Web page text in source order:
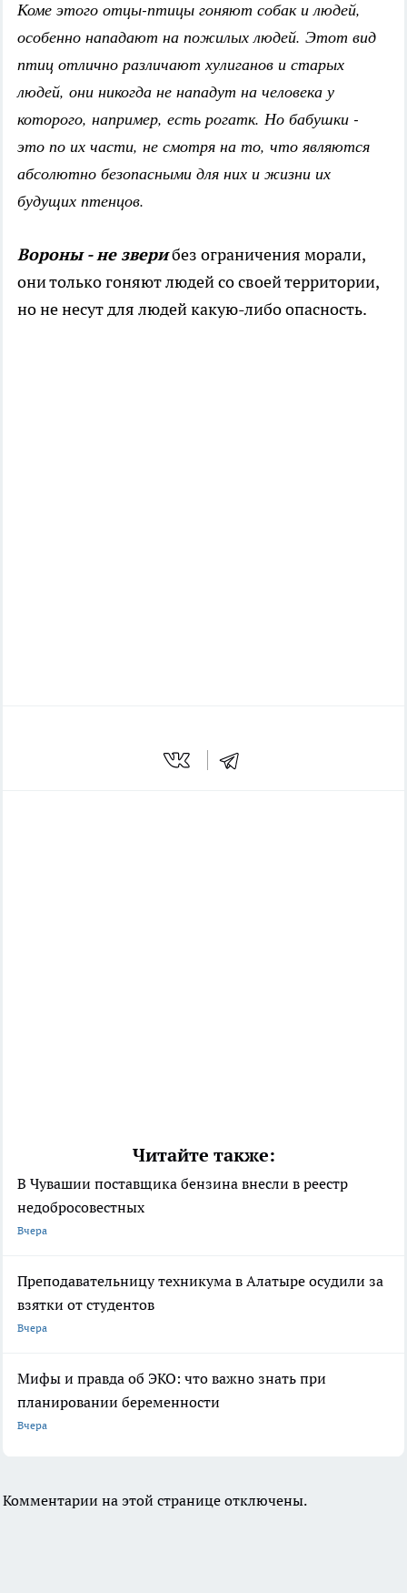
Коме этого отцы-птицы гоняют собак и людей,
особенно нападают на пожилых людей. Этот вид
птиц отлично различают хулиганов и старых
людей, они никогда не нападут на человека у
которого, например, есть рогатк. Но бабушки -
это по их части, не смотря на то, что являются
абсолютно безопасными для них и жизни их
будущих птенцов.
Вороны - не зверибез ограничения морали,
они только гоняют людей со своей территории,
но не несут для людей какую-либо опасность.
Читайте также:
В Чувашии поставщика бензина внесли в реестр
недобросовестных
Вчера
Преподавательницу техникума в Алатыре осудили за
взятки от студентов
Вчера
Мифы и правда об ЭКО: что важно знать при
планировании беременности
Вчера
Комментарии на этой странице отключены.